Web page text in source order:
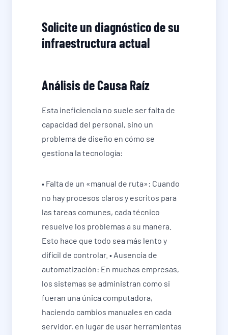
Solicite un diagnóstico de su
infraestructura actual
Análisis de Causa Raíz
Esta ineficiencia no suele ser falta de
capacidad del personal, sino un
problema de diseño en cómo se
gestiona la tecnología:
• Falta de un «manual de ruta»: Cuando
no hay procesos claros y escritos para
las tareas comunes, cada técnico
resuelve los problemas a su manera.
Esto hace que todo sea más lento y
difícil de controlar. • Ausencia de
automatización: En muchas empresas,
los sistemas se administran como si
fueran una única computadora,
haciendo cambios manuales en cada
servidor, en lugar de usar herramientas